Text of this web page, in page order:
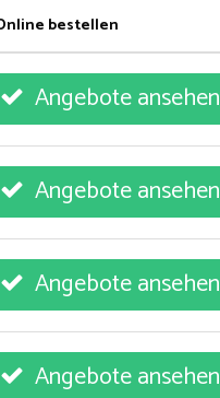
bestellen
Angebote ansehen
Angebote ansehen
Angebote ansehen
Angebote ansehen